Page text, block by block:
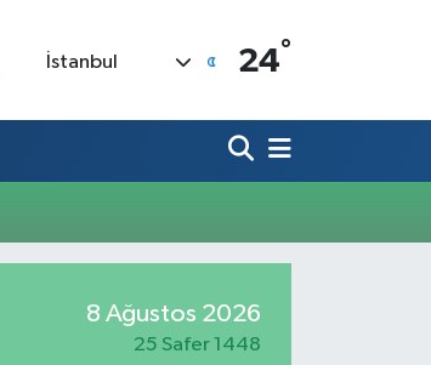
İstanbul 24°
8 Ağustos 2026
25 Safer 1448